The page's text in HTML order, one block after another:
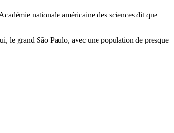
nationale américaine des sciences dit que
le grand São Paulo, avec une population de presque